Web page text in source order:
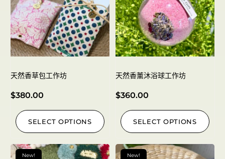
天然香草包工作坊
$380.00
SELECT OPTIONS
天然香薰沐浴球工作坊
$360.00
SELECT OPTIONS
New! New!